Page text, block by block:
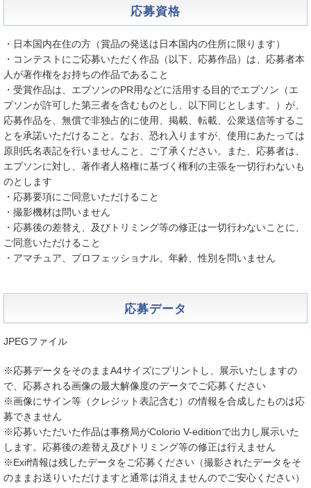
応募資格
・日本国内在住の方（賞品の発送は日本国内の住所に限ります）
・コンテストにご応募いただく作品（以下、応募作品）は、応募者本
人が著作権をお持ちの作品であること
・受賞作品は、エプソンのPR用などに活用する目的でエプソン（エ
プソンが許可した第三者を含むものとし、以下同じとします。）が、
応募作品を、無償で非独占的に使用、掲載、転載、公衆送信等するこ
とを承諾いただけること。なお、恐れ入りますが、使用にあたっては
原則氏名表記を行いませんこと、ご了承ください。また、応募者は、
エプソンに対し、著作者人格権に基づく権利の主張を一切行わないも
のとします
・応募要項にご同意いただけること
・撮影機材は問いません
・応募後の差替え、及びトリミング等の修正は一切行わないことに、
ご同意いただけること
・アマチュア、プロフェッショナル、年齢、性別を問いません
応募データ
JPEGファイル
※応募データをそのままA4サイズにプリントし、展示いたしますの
で、応募される画像の最大解像度のデータでご応募ください
※画像にサイン等（クレジット表記含む）の情報を合成したものは応
募できません
※応募いただいた作品は事務局がColorio V-editionで出力し展示いた
します。応募後の差替え及びトリミング等の修正は行えません
※Exif情報は残したデータをご応募ください（撮影されたデータをそ
のままお送りいただけますと通常は消えませんのでご安心ください）